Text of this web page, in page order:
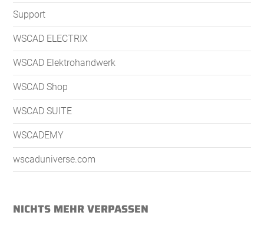
Support
WSCAD ELECTRIX
WSCAD Elektrohandwerk
WSCAD Shop
WSCAD SUITE
WSCADEMY
wscaduniverse.com
NICHTS MEHR VERPASSEN